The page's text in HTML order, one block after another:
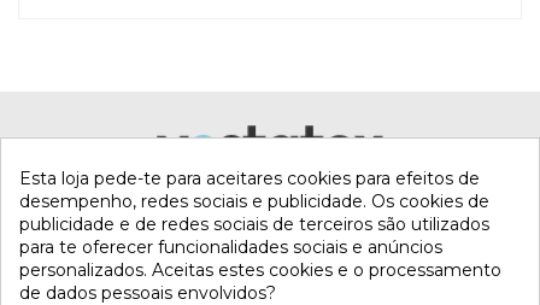
Esta loja pede-te para aceitares cookies para efeitos de
desempenho, redes sociais e publicidade. Os cookies de
publicidade e de redes sociais de terceiros são utilizados
para te oferecer funcionalidades sociais e anúncios
personalizados. Aceitas estes cookies e o processamento
de dados pessoais envolvidos?